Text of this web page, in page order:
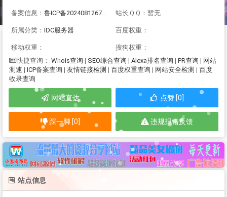
备案信息： 鲁ICP备2024081267号-1 站长ＱＱ：暂无
所属分类： IDC服务器 百度权重：
移动权重： 搜狗权重：
快捷查询： Whois查询 | SEO综合查询 | Alexa排名查询 | PR查询 | 网站
测速 | ICP备案查询 | 友情链接检测 | 百度权重查询 | 网站安全检测 | 百度
收录查询
网站直达 点赞 [0]
踩一脚 [0] 违规报错反馈
站点信息